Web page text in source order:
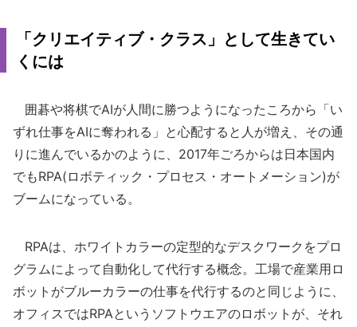
「クリエイティブ・クラス」として生きてい
くには
囲碁や将棋でAIが人間に勝つようになったころから「い
ずれ仕事をAIに奪われる」と心配すると人が増え、その通
りに進んでいるかのように、2017年ごろからは日本国内
でもRPA(ロボティック・プロセス・オートメーション)が
ブームになっている。
RPAは、ホワイトカラーの定型的なデスクワークをプロ
グラムによって自動化して代行する概念。工場で産業用ロ
ボットがブルーカラーの仕事を代行するのと同じように、
オフィスではRPAというソフトウエアのロボットが、それ